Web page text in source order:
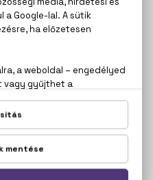
Strawberry Fizz
3.900 Ft